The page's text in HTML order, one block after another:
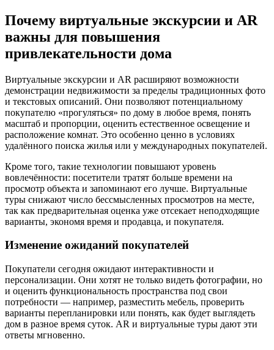
Почему виртуальные экскурсии и AR
важны для повышения
привлекательности дома
Виртуальные экскурсии и AR расширяют возможности
демонстрации недвижимости за пределы традиционных фото
и текстовых описаний. Они позволяют потенциальному
покупателю «прогуляться» по дому в любое время, понять
масштаб и пропорции, оценить естественное освещение и
расположение комнат. Это особенно ценно в условиях
удалённого поиска жилья или у международных покупателей.
Кроме того, такие технологии повышают уровень
вовлечённости: посетители тратят больше времени на
просмотр объекта и запоминают его лучше. Виртуальные
туры снижают число бессмысленных просмотров на месте,
так как предварительная оценка уже отсекает неподходящие
варианты, экономя время и продавца, и покупателя.
Изменение ожиданий покупателей
Покупатели сегодня ожидают интерактивности и
персонализации. Они хотят не только видеть фотографии, но
и оценить функциональность пространства под свои
потребности — например, разместить мебель, проверить
варианты перепланировки или понять, как будет выглядеть
дом в разное время суток. AR и виртуальные туры дают эти
ответы мгновенно.